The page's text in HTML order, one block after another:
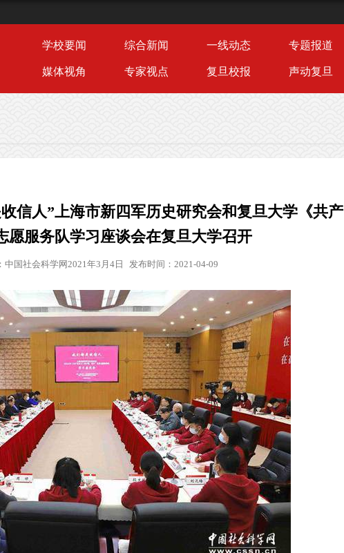
学校要闻 综合新闻 一线动态 专题报道
媒体视角 专家视点 复旦校报 声动复旦
信人”上海市新四军历史研究会和复旦大学《共产
愿服务队学习座谈会在复旦大学召开
中国社会科学网2021年3月4日 发布时间：2021-04-09